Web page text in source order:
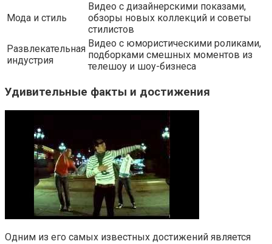
Мода и стиль
Видео с дизайнерскими показами,
обзоры новых коллекций и советы
стилистов
Развлекательная
индустрия
Видео с юмористическими роликами,
подборками смешных моментов из
телешоу и шоу-бизнеса
Удивительные факты и достижения
Одним из его самых известных достижений является